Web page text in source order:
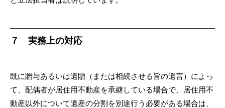
７ 実務上の対応
既に贈与あるいは遺贈（または相続させる旨の遺言）によっ
て、配偶者が居住用不動産を承継している場合で、居住用不
動産以外について遺産の分割を別途行う必要がある場合は、